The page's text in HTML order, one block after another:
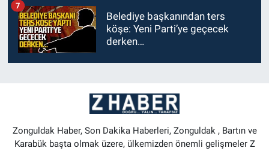
Belediye başkanından ters
köşe: Yeni Parti’ye geçecek
derken…
7
Zonguldak Haber, Son Dakika Haberleri, Zonguldak , Bartın ve
Karabük başta olmak üzere, ülkemizden önemli gelişmeler Z